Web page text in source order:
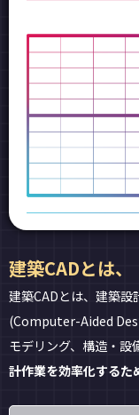
建築CADとは、
建築CADとは、建築
(Computer-Aided
モデリング、構造・設
計作業を効率化するた